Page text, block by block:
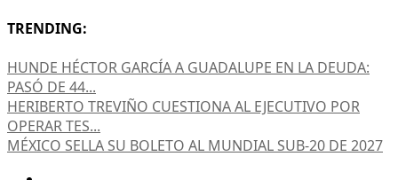
TRENDING:
HUNDE HÉCTOR GARCÍA A GUADALUPE EN LA DEUDA:
PASÓ DE 44...
HERIBERTO TREVIÑO CUESTIONA AL EJECUTIVO POR
OPERAR TES...
MÉXICO SELLA SU BOLETO AL MUNDIAL SUB-20 DE 2027